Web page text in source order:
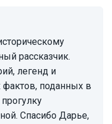
рассказчик.
легенд и
фактов, поданных в
Спасибо Дарье,